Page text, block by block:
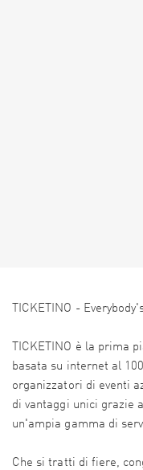
TICKETINO -
TICKETINO è la prima
basata su internet al
organizzatori di eventi
di vantaggi unici grazie
un'ampia gamma di
Che si tratti di fiere,